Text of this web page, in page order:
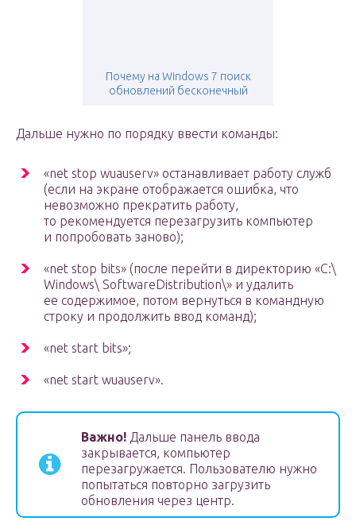
Почему на Windows 7 поиск
обновлений бесконечный
Дальше нужно по порядку ввести команды:
«net stop wuauserv» останавливает работу служб
(если на экране отображается ошибка, что
невозможно прекратить работу,
то рекомендуется перезагрузить компьютер
и попробовать заново);
«net stop bits» (после перейти в директорию «C:\
Windows\ SoftwareDistribution\» и удалить
ее содержимое, потом вернуться в командную
строку и продолжить ввод команд);
«net start bits»;
«net start wuauserv».
Важно! Дальше панель ввода
закрывается, компьютер
перезагружается. Пользователю нужно
попытаться повторно загрузить
обновления через центр.